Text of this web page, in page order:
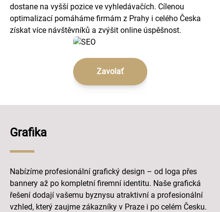
Zavolať
dostane na vyšší pozice ve vyhledávačích. Cílenou
optimalizací pomáháme firmám z Prahy i celého Česka
získat více návštěvníků a zvýšit online úspěšnost.
Grafika
Nabízíme profesionální grafický design – od loga přes
bannery až po kompletní firemní identitu. Naše grafická
řešení dodají vašemu byznysu atraktivní a profesionální
vzhled, který zaujme zákazníky v Praze i po celém Česku.